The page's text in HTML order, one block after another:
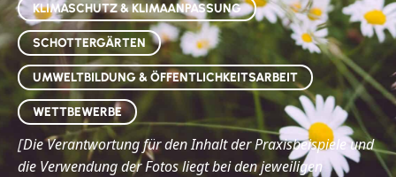
KLIMASCHUTZ & KLIMAANPASSUNG
SCHOTTERGÄRTEN
UMWELTBILDUNG & ÖFFENTLICHKEITSARBEIT
WETTBEWERBE
[DieVerantwortung für den Inhalt der Praxisbeispiele und
die Verwendung der Fotos liegt bei den jeweiligen